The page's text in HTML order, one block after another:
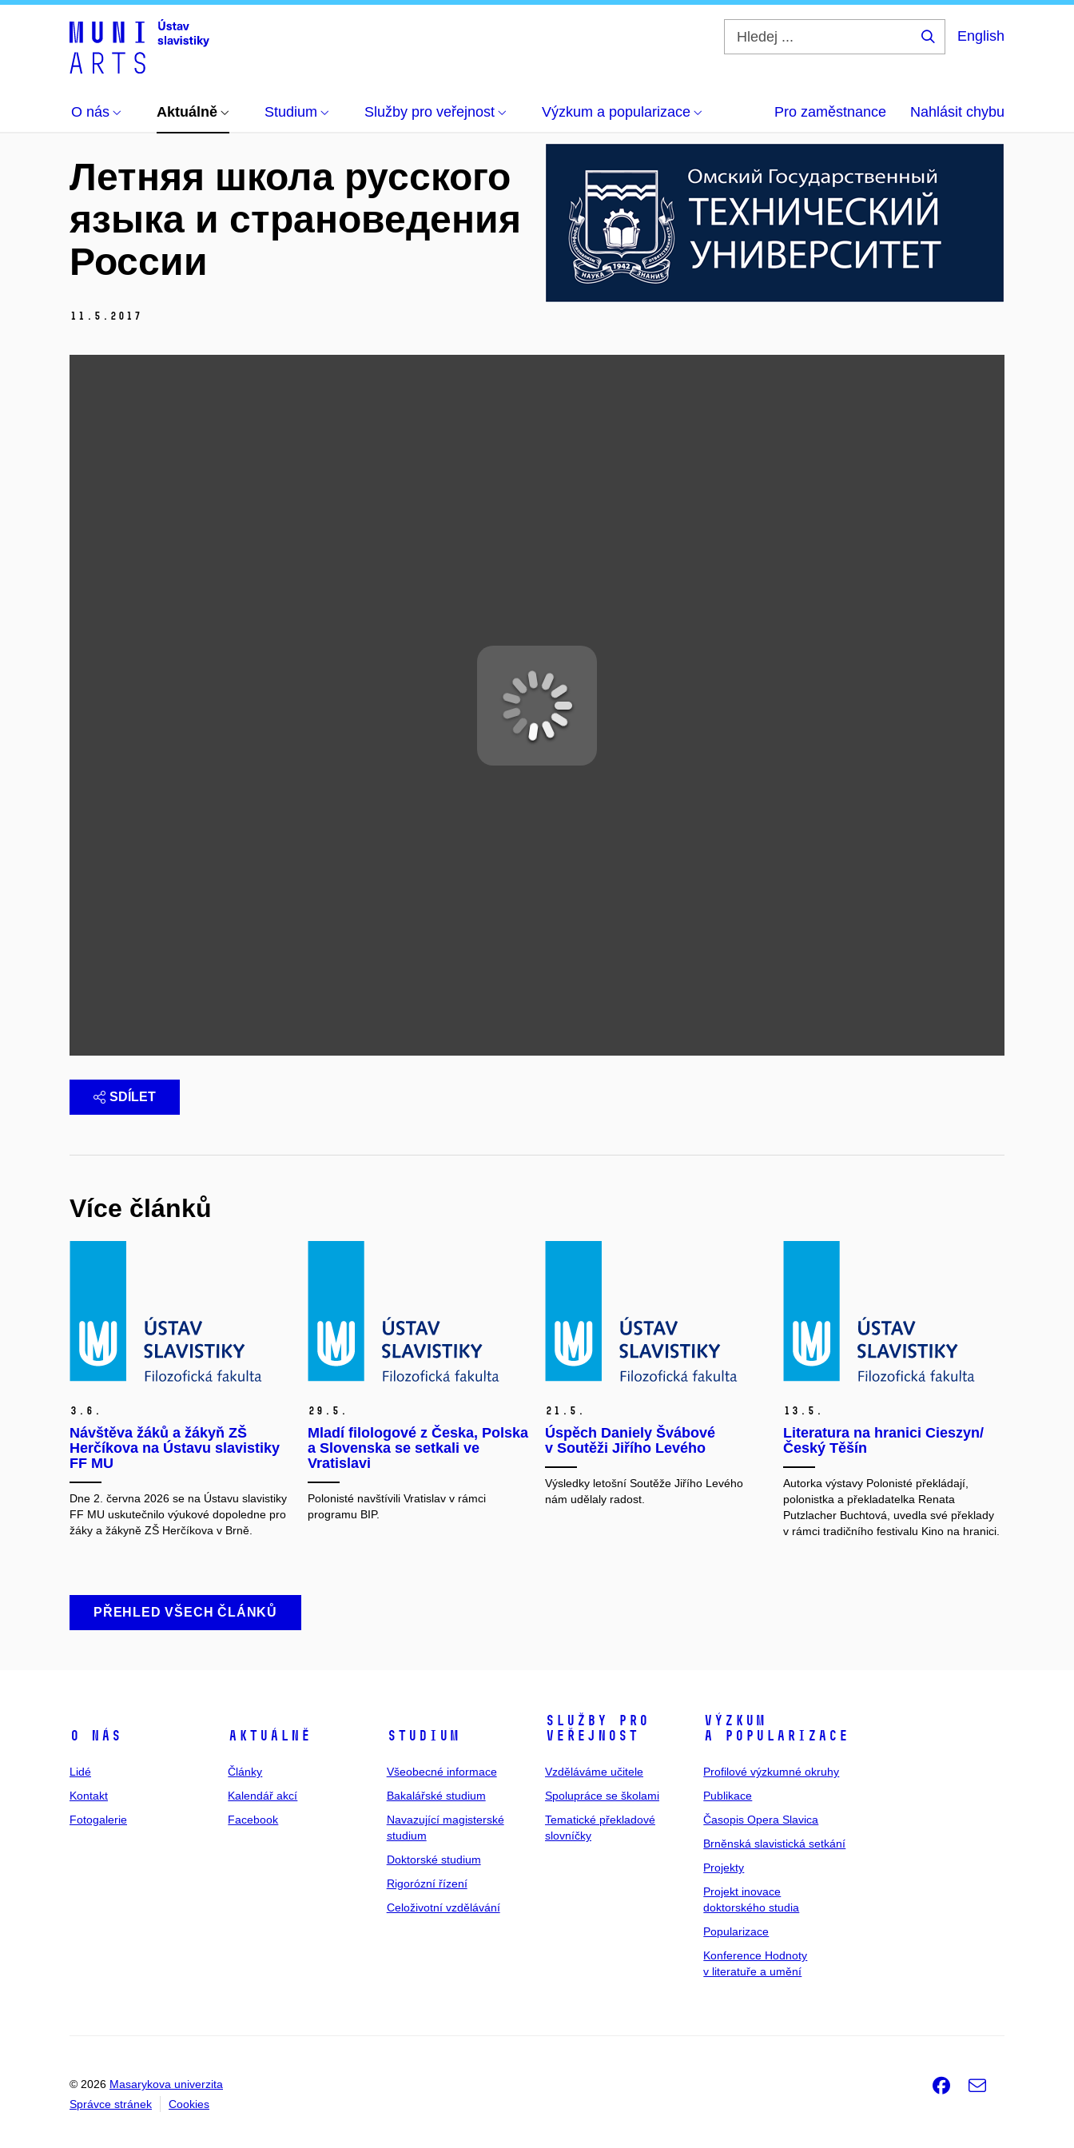
English
O nás Aktuálně Studium Služby pro veřejnost Výzkum a popularizace Pro zaměstnance Nahlásit chybu
Летняя школа русского
языка и страноведения
России
11. 5. 2017
SDÍLET
Více článků
3. 6.
Návštěva žáků a žákyň ZŠ
Herčíkova na Ústavu slavistiky
FF MU
Dne 2. června 2026 se na Ústavu slavistiky
FF MU uskutečnilo výukové dopoledne pro
žáky a žákyně ZŠ Herčíkova v Brně.
29. 5.
Mladí filologové z Česka, Polska
a Slovenska se setkali ve
Vratislavi
Polonisté navštívili Vratislav v rámci
programu BIP.
21. 5.
Úspěch Daniely Švábové
v Soutěži Jiřího Levého
Výsledky letošní Soutěže Jiřího Levého
nám udělaly radost.
13. 5.
Literatura na hranici Cieszyn/
Český Těšín
Autorka výstavy Polonisté překládají,
polonistka a překladatelka Renata
Putzlacher Buchtová, uvedla své překlady
v rámci tradičního festivalu Kino na hranici.
PŘEHLED VŠECH ČLÁNKŮ
O nás
Lidé
Kontakt
Fotogalerie
Aktuálně
Články
Kalendář akcí
Facebook
Studium
Všeobecné informace
Bakalářské studium
Navazující magisterské
studium
Doktorské studium
Rigorózní řízení
Celoživotní vzdělávání
Služby pro
veřejnost
Vzděláváme učitele
Spolupráce se školami
Tematické překladové
slovníčky
Výzkum
a popularizace
Profilové výzkumné okruhy
Publikace
Časopis Opera Slavica
Brněnská slavistická setkání
Projekty
Projekt inovace
doktorského studia
Popularizace
Konference Hodnoty
v literatuře a umění
© 2026 Masarykova univerzita
Správce stránek
Cookies
Facebook
e-